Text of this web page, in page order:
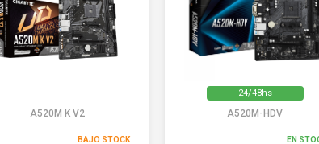
A520M K V2
BAJO STOCK
24/48hs
A520M-HDV
EN